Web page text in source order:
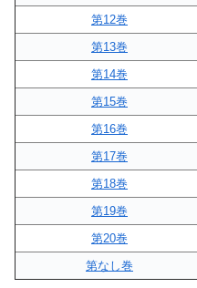
第12巻
第13巻
第14巻
第15巻
第16巻
第17巻
第18巻
第19巻
第20巻
第なし巻